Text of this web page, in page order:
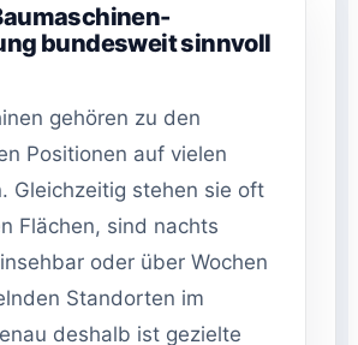
bundesweit sinnvoll
gehören zu den
Positionen auf vielen
Gleichzeitig stehen sie oft
Flächen, sind nachts
oder über Wochen
Standorten im
deshalb ist gezielte